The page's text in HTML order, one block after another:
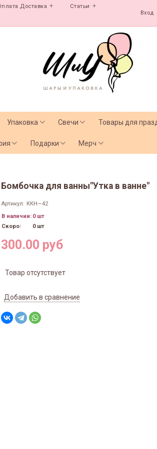
Статьи
Вход
Упаковка Свечи Товары для
Подарки Мерч
Бомбочка для ванны"Утка в ванне"
Артикул: ККН—42
В наличии: 0 шт
Скоро:
0 шт
300.00 руб
Товар отсутствует
Добавить в сравнение